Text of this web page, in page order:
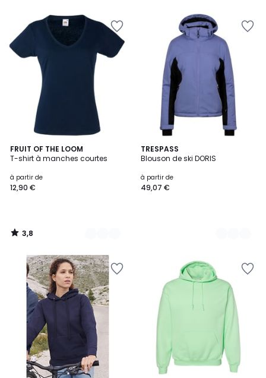
FRUIT OF THE LOOM
T-shirt à manches courtes
à partir de
12,90 €
3,8
/ 5
4
Couleurs
3,8
/
TRESPASS
Blouson de ski DORIS
à partir de
49,07 €
3
Couleurs